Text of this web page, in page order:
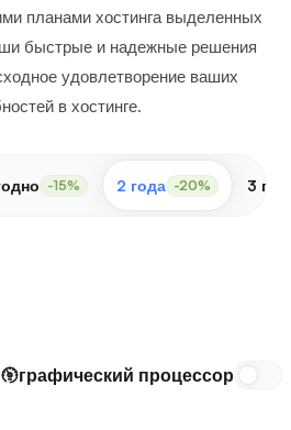
планами хостинга выделенных
быстрые и надежные решения
удовлетворение ваших
в хостинге.
-15% 2 года -20% 3
графический процессор